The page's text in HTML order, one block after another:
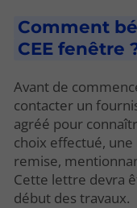
Comment
CEE fenêtre
Avant de
contacter un
agréé pour
choix effectué,
remise,
Cette lettre devra
début des travaux.